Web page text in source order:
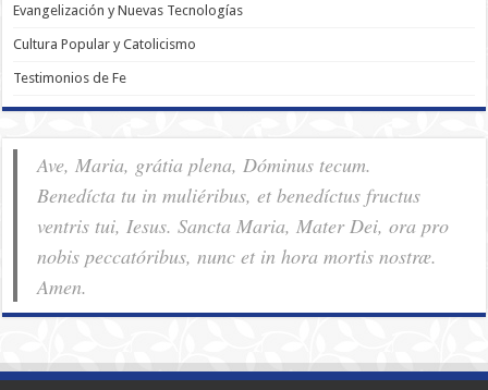
Evangelización y Nuevas Tecnologías
Cultura Popular y Catolicismo
Testimonios de Fe
Ave, Maria, grátia plena, Dóminus tecum.
Benedícta tu in muliéribus, et benedíctus fructus
ventris tui, Iesus. Sancta Maria, Mater Dei, ora pro
nobis pec­ca­tóribus, nunc et in hora mortis nostræ.
Amen.